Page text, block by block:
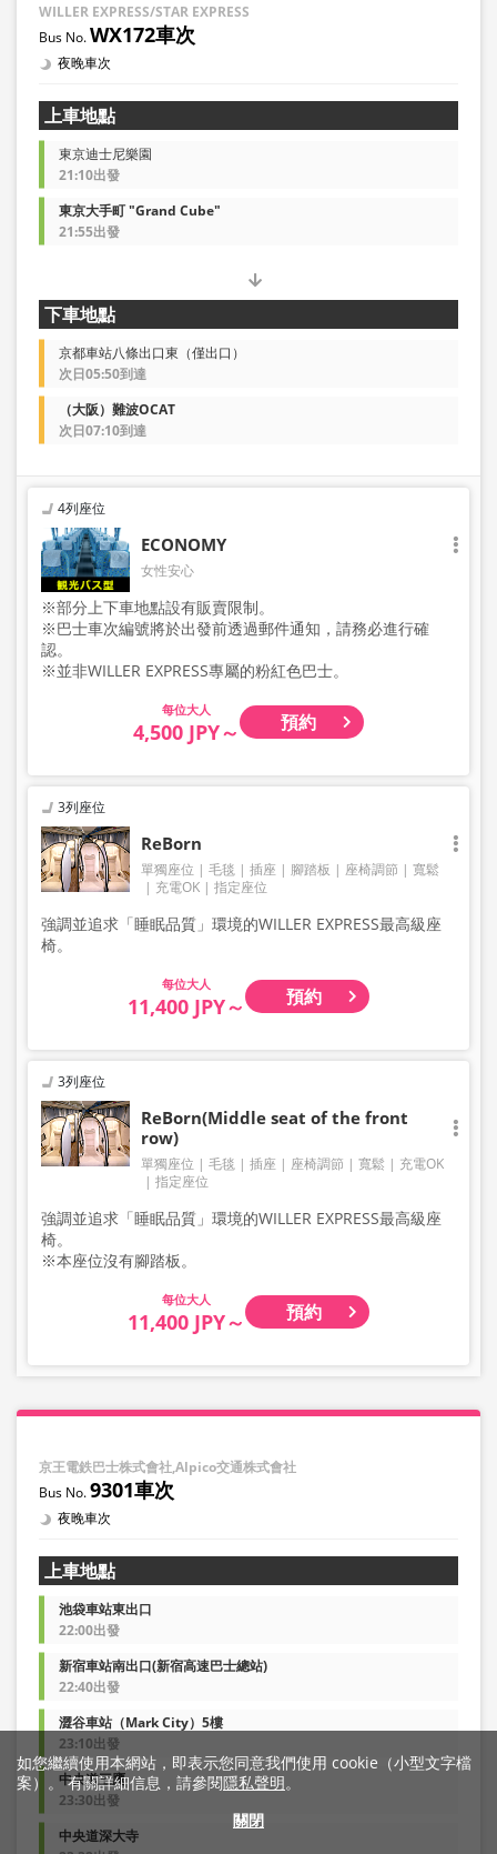
WILLER EXPRESS/STAR EXPRESS
WX172車次
夜晚車次
上車地點
東京迪士尼樂園
21:10出發
東京大手町 "Grand Cube"
21:55出發
下車地點
京都車站八條出口東（僅出口）
次日05:50到達
（大阪）難波OCAT
次日07:10到達
4列座位
ECONOMY
女性安心
※部分上下車地點設有販賣限制。
※巴士車次編號將於出發前透過郵件通知，請務必進行確
認。
※並非WILLER EXPRESS專屬的粉紅色巴士。
大人
4,500 JPY～ 預約
3列座位
ReBorn
單獨座位 毛毯 插座 腳踏板 座椅調節
寬鬆
充電OK
指定座位
強調並追求「睡眠品質」環境的WILLER EXPRESS最高級座
椅。
大人
11,400 JPY～ 預約
3列座位
ReBorn(Middle seat of the front
row)
單獨座位 毛毯 插座 座椅調節 寬鬆
充電OK
指定座位
強調並追求「睡眠品質」環境的WILLER EXPRESS最高級座
椅。
※本座位沒有腳踏板。
大人
11,400 JPY～ 預約
京王電鉄巴士株式會社,Alpico交通株式會社
9301車次
夜晚車次
上車地點
池袋車站東出口
22:00出發
新宿車站南出口(新宿高速巴士總站)
22:40出發
澀谷車站（Mark City）5樓
23:10出發
中央道三鷹
23:30出發
中央道深大寺
如您繼續使用本網站，即表示您同意我們使用 cookie（小型文字檔
案）。 有關詳細信息，請參閱隱私聲明。
關閉